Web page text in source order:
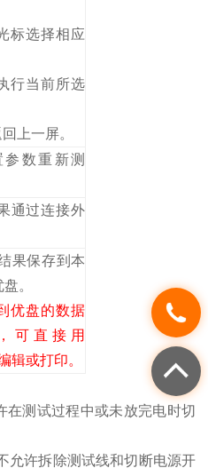
标选择相应
行当前所选
上一屏。
数重新测
通过连接外
果保存到本
。
优盘的数据
可直接用
辑或打印。
在测试过程中或未放完电时切
允许拆除测试线和切断电源开